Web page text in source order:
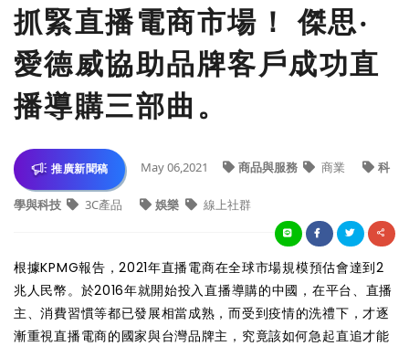
抓緊直播電商市場！ 傑思‧
愛德威協助品牌客戶成功直
播導購三部曲。
推廣新聞稿 May 06,2021 商品與服務 商業 科
學與科技 3C產品 娛樂 線上社群
根據KPMG報告，2021年直播電商在全球市場規模預估會達到2
兆人民幣。於2016年就開始投入直播導購的中國，在平台、直播
主、消費習慣等都已發展相當成熟，而受到疫情的洗禮下，才逐
漸重視直播電商的國家與台灣品牌主，究竟該如何急起直追才能